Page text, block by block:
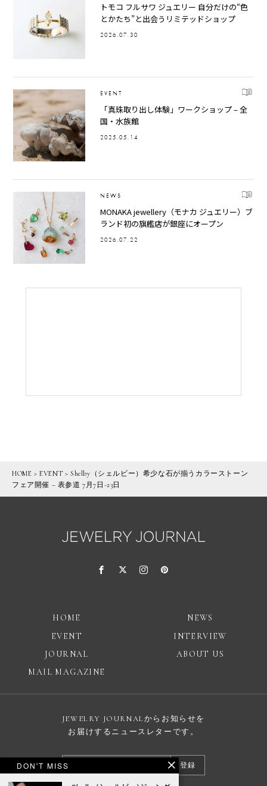
トモコ フルサワ ジュエリー 自分だけの“色
とかたち”と出会うリミテッドショップ
2026.07.30
EVENT
「真珠取り出し体験」ワークショップ – 全
国・水族館
2025.05.14
NEWS
MONAKA jewellery（モナカ ジュエリー）ブ
ランド初の旗艦店が銀座にオープン
2026.07.22
HOME >EVENT >Shelby（シェルビー）希少な石が揃うカラーストーン
フェア開催 – 表参道 7月7日-23日
HOME
NEWS
EVENT
INTERVIEW
JOURNAL
ABOUT US
MAIL MAGAZINE
JEWELRY JOURNALからお知らせを
お届けするニュースレターです。
登録
DON'T MISS